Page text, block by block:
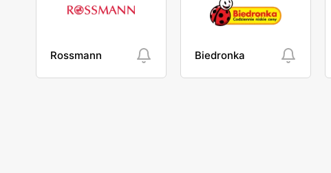
Rossmann Biedronka